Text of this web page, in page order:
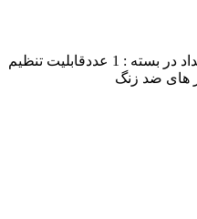
ابعاد : 16*12*3دارای اندازه شمارتعداد در بسته : 1 عددقابلیت تنظیم
های ضد زنگ